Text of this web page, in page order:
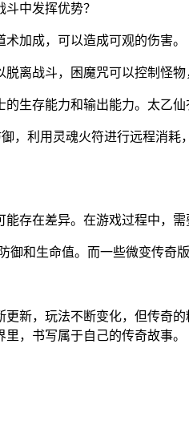
中发挥优势？
加成，可以造成可观的伤害。
离战斗，困魔咒可以控制怪物
生存能力和输出能力。太乙仙
，利用灵魂火符进行远程消
存在差异。在游戏过程中，
和生命值。而一些微变传奇
新，玩法不断变化，但传奇
，书写属于自己的传奇故事。